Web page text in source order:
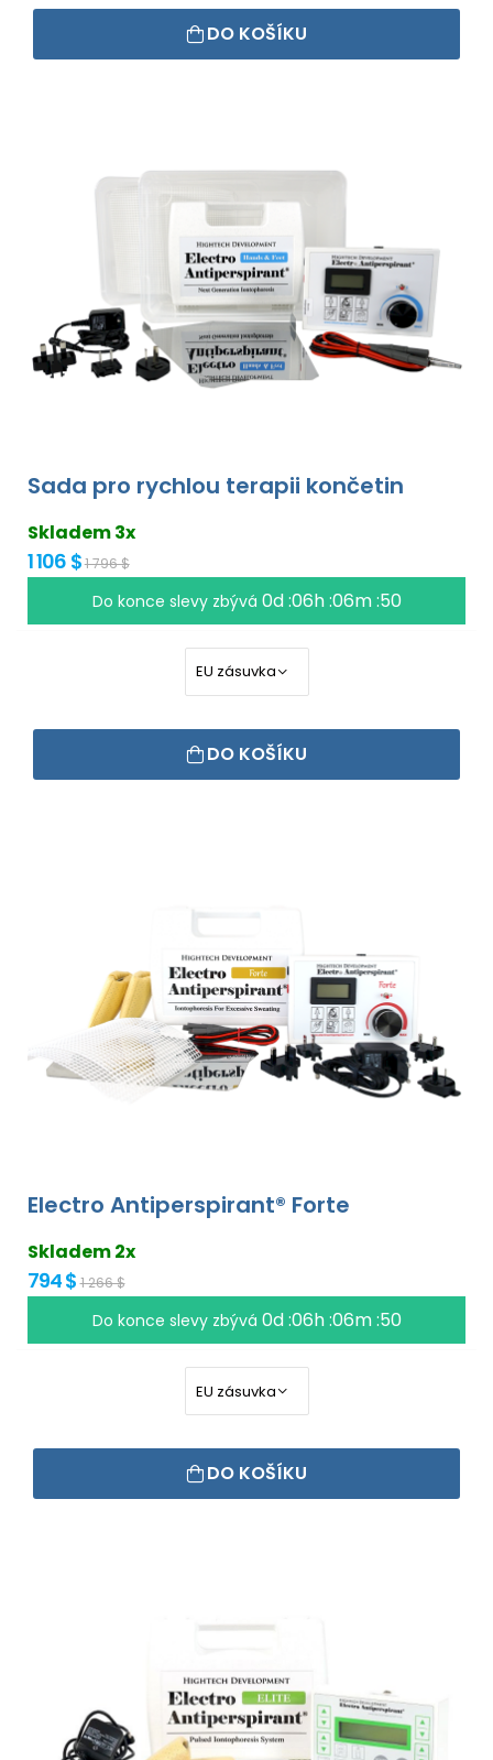
DO KOŠÍKU
Sada pro rychlou terapii končetin
Skladem 3x
1 106 $1 796 $
Do konce slevy zbývá 0d :06h :06m :50
DO KOŠÍKU
Electro Antiperspirant® Forte
Skladem 2x
794 $ 1 266 $
Do konce slevy zbývá 0d :06h :06m :50
DO KOŠÍKU